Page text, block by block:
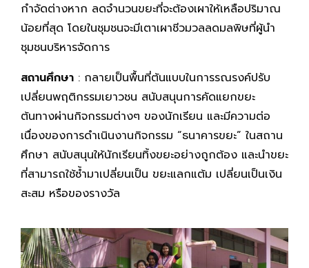
กำจัดต่างหาก ลดจำนวนขยะที่จะต้องเผาให้เหลือปริมาณ
น้อยที่สุด โดยในชุมชนจะมีเตาเผาชีวมวลลดมลพิษที่ผู้นำ
ชุมชนบริหารจัดการ
สถานศึกษา : กลายเป็นพื้นที่ต้นแบบในการรณรงค์ปรับ
เปลี่ยนพฤติกรรมเยาวชน สนับสนุนการคัดแยกขยะ
ต้นทางผ่านกิจกรรมต่างๆ ของนักเรียน และมีความต่อ
เนื่องของการดำเนินงานกิจกรรม “ธนาคารขยะ” ในสถาน
ศึกษา สนับสนุนให้นักเรียนทิ้งขยะอย่างถูกต้อง และนำขยะ
ที่สามารถใช้ซ้ำมาเปลี่ยนเป็น ขยะแลกแต้ม เปลี่ยนเป็นเงิน
สะสม หรือของรางวัล